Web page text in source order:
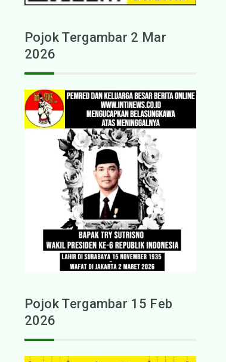
Pojok Tergambar 2 Mar
2026
Pojok Tergambar 15 Feb
2026